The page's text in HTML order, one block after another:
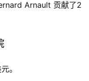
Arnault 贡献了2
。